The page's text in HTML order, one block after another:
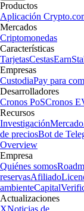
Productos
Aplicación
Mercados
Criptomonedas
Características
TarjetasCestasEarn
Empresas
CustodiaPay para
Desarrolladores
Cronos PoSCronos
Recursos
InvestigaciónMercado
de preciosBot de
Overview
Empresa
Quiénes somos
reservasAfiliado
ambienteCapital
Actualizaciones
XNoticias de